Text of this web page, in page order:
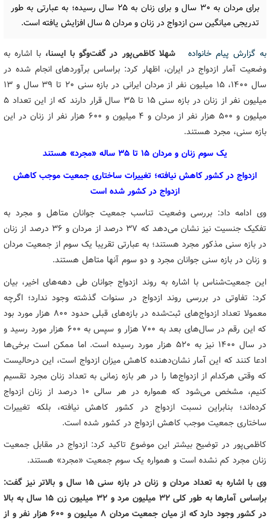
برای مردان به ۳۰ سال و برای زنان به ۲۵ سال رسیده؛ به عبارتی به طور
تدریجی میانگین سن ازدواج در زنان و مردان ۵ سال افزایش یافته است.
به گزارش پیام خانوادهشهلا کاظمی‌پور در گفت‌وگو با ایسنا، با اشاره به
وضعیت آمار ازدواج در ایران، اظهار کرد: براساس برآوردهای انجام شده در
سال ۱۴۰۰، ۱۵ میلیون نفر از مردان ایرانی در بازه سنی ۲۰ تا ۳۹ سال و ۱۳
میلیون نفر از زنان در بازه سنی ۱۵ تا ۳۵ سال قرار دارند که از این تعداد ۵
میلیون و ۵۰۰ هزار نفر از مردان و ۴ میلیون و ۶۰۰ هزار نفر از زنان در این
بازه سنی، مجرد هستند.
یک سوم زنان و مردان ۱۵ تا ۳۵ ساله «مجرد» هستند
ازدواج در کشور کاهش نیافته؛ تغییرات ساختاری جمعیت موجب کاهش
ازدواج در کشور شده است
وی ادامه داد: بررسی وضعیت تناسب جمعیت جوانان متاهل و مجرد به
تفکیک جنسیت نیز نشان می‌دهد که ۳۷ درصد از مردان و ۳۶ درصد از زنان
در بازه سنی مذکور مجرد هستند؛ به عبارتی تقریبا یک سوم از جمعیت مردان
و زنان در بازه سنی جوانان مجرد و دو سوم آنها متاهل هستند.
این جمعیت‌شناس با اشاره به روند ازدواج جوانان طی دهه‌های اخیر، بیان
کرد: تفاوتی در بررسی روند ازدواج در سنوات گذشته وجود ندارد؛ اگرچه
معمولا تعداد ازدواج‌های ثبت‌شده در بازه‌های قبلی حدود ۸۰۰ هزار مورد بود
که این رقم در سال‌های بعد به ۷۰۰ هزار و سپس به ۶۰۰ هزار مورد رسید و
در سال ۱۴۰۰ نیز به ۵۲۰ هزار مورد رسیده است. اما ممکن است برخی‌ها
ادعا کنند که این آمار نشان‌دهنده کاهش میزان ازدواج است، این درحالیست
که وقتی هرکدام از ازدواج‌ها را در هر بازه زمانی به تعداد زنان مجرد تقسیم
کنیم، مشخص می‌شود که همواره در هر سالی ۱۰ درصد از زنان ازدواج
کرده‌اند؛ بنابراین نسبت ازدواج در کشور کاهش نیافته، بلکه تغییرات
ساختاری جمعیت موجب کاهش ازدواج در کشور شده است.
کاظمی‌پور در توضیح بیشتر این موضوع تاکید کرد: ازدواج در مقابل جمعیت
زنان مجرد کم نشده است و همواره یک سوم جمعیت «مجرد» هستند.
وی با اشاره به تعداد مردان و زنان در بازه سنی ۱۵ سال و بالاتر نیز گفت:
براساس آمارها به طور کلی ۳۲ میلیون مرد و ۳۲ میلیون زن ۱۵ سال به بالا
در کشور وجود دارد که از میان جمعیت مردان ۸ میلیون و ۶۰۰ هزار نفر و از